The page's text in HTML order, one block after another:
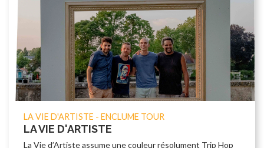
LA VIE D'ARTISTE - ENCLUME TOUR
LA VIE D'ARTISTE
La Vie d’Artiste assume une couleur résolument Trip Hop